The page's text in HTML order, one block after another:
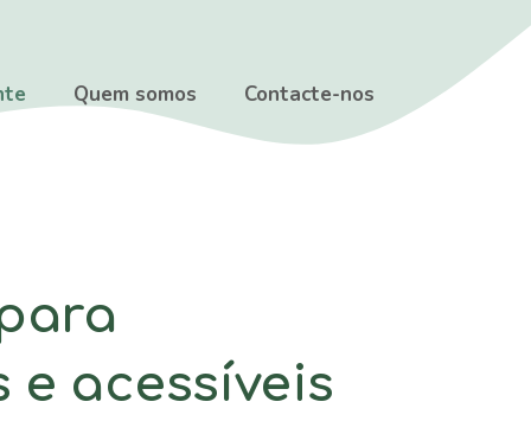
Quem somos Contacte-nos
acessíveis